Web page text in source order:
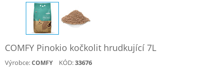
COMFY Pinokio kočkolit hrudkující 7L
Výrobce:COMFY KÓD:33676